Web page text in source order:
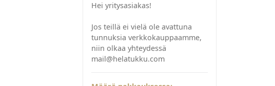
Hei yritysasiakas!
Jos teillä ei vielä ole avattuna
tunnuksia verkkokauppaamme,
niin olkaa yhteydessä
mail@helatukku.com